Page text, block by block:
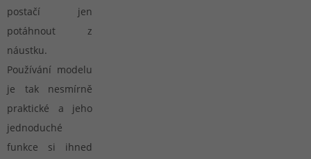
postačí jen
potáhnout z
náustku.
Používání modelu
je tak nesmírně
praktické a jeho
jednoduché
funkce si ihned